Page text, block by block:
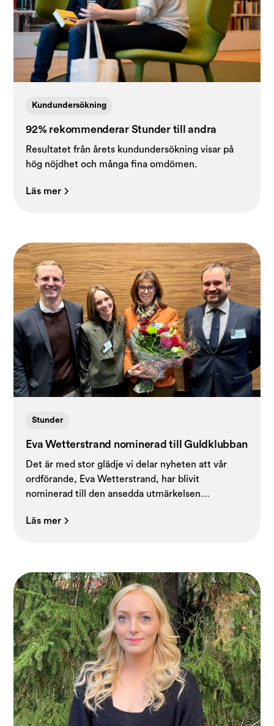
Kundundersökning
92% rekommenderar Stunder till andra
Resultatet från årets kundundersökning visar på
hög nöjdhet och många fina omdömen.
Läs mer
Stunder
Eva Wetterstrand nominerad till Guldklubban
Det är med stor glädje vi delar nyheten att vår
ordförande, Eva Wetterstrand, har blivit
nominerad till den ansedda utmärkelsen
Läs mer